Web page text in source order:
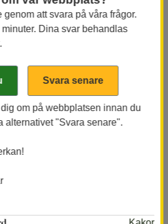
in dig på.
predatorer såsom gäddan,
grov abborre kräver ett lite
och starkare krokar. Spön
ståltafs som en försäkring så
att löpa med betet, särskilt
genom att svara på våra frågor.
minuter. Dina svar behandlas
om på webbplatsen innan du
alternativet "Svara senare".